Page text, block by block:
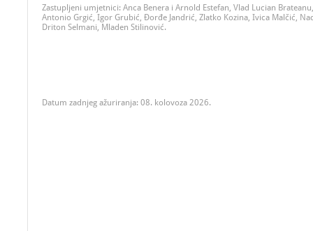
Zastupljeni umjetnici: Anca Benera i Arnold Estefan, Vlad Lucian
Antonio Grgić, Igor Grubić, Đorđe Jandrić, Zlatko Kozina, Ivica Malčić,
Driton Selmani, Mladen Stilinović.
Datum zadnjeg ažuriranja: 08. kolovoza 2026.